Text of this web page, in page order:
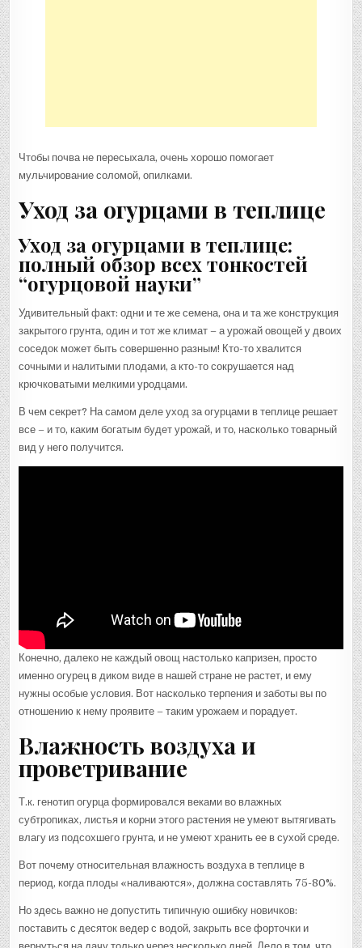
Чтобы почва не пересыхала, очень хорошо помогает
мульчирование соломой, опилками.
Уход за огурцами в теплице
Уход за огурцами в теплице:
полный обзор всех тонкостей
“огурцовой науки”
Удивительный факт: одни и те же семена, она и та же конструкция
закрытого грунта, один и тот же климат – а урожай овощей у двоих
соседок может быть совершенно разным! Кто-то хвалится
сочными и налитыми плодами, а кто-то сокрушается над
крючковатыми мелкими уродцами.
В чем секрет? На самом деле уход за огурцами в теплице решает
все – и то, каким богатым будет урожай, и то, насколько товарный
вид у него получится.
Конечно, далеко не каждый овощ настолько капризен, просто
именно огурец в диком виде в нашей стране не растет, и ему
нужны особые условия. Вот насколько терпения и заботы вы по
отношению к нему проявите – таким урожаем и порадует.
Влажность воздуха и
проветривание
Т.к. генотип огурца формировался веками во влажных
субтропиках, листья и корни этого растения не умеют вытягивать
влагу из подсохшего грунта, и не умеют хранить ее в сухой среде.
Вот почему относительная влажность воздуха в теплице в
период, когда плоды «наливаются», должна составлять 75-80%.
Но здесь важно не допустить типичную ошибку новичков:
поставить с десяток ведер с водой, закрыть все форточки и